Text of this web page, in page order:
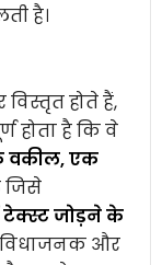
है।
होते हैं,
होता है कि वे
वकील, एक
जिसे
जोड़ने के
और